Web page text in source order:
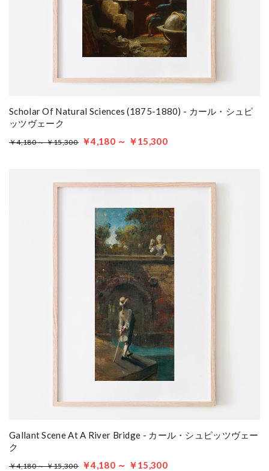
Scholar Of Natural Sciences (1875-1880) - カール・シュピ
ッツヴェーク
￥4,180 ～ ￥15,300 ￥4,180 ～ ￥15,300
Gallant Scene At A River Bridge - カール・シュピッツヴェー
ク
￥4,180 ～ ￥15,300 ￥4,180 ～ ￥15,300